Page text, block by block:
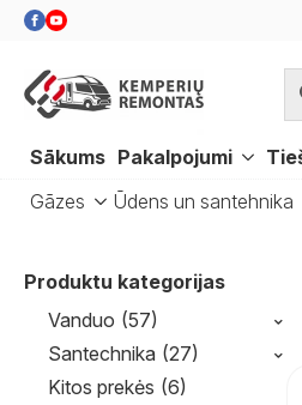
Sākums Pakalpojumi
Gāzes
Ūdens un santehnika
Produktu kategorijas
Vanduo (57)
⌃
Santechnika (27)
⌃
Kitos prekės (6)